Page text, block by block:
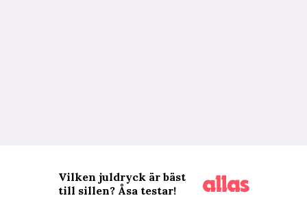
Vilken juldryck är bäst
till sillen? Åsa testar!